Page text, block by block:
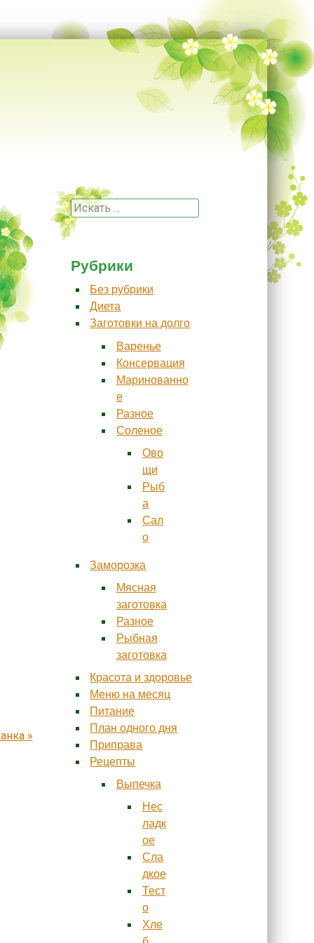
»
Поиск
Рубрики
Без рубрики
Диета
Заготовки на долго
Варенье
Консервация
Маринованно
е
Разное
Соленое
Ово
щи
Рыб
а
Сал
о
Заморозка
Мясная
заготовка
Разное
Рыбная
заготовка
Красота и здоровье
Меню на месяц
Питание
План одного дня
Приправа
Рецепты
Выпечка
Нес
ладк
ое
Сла
дкое
Тест
о
Хле